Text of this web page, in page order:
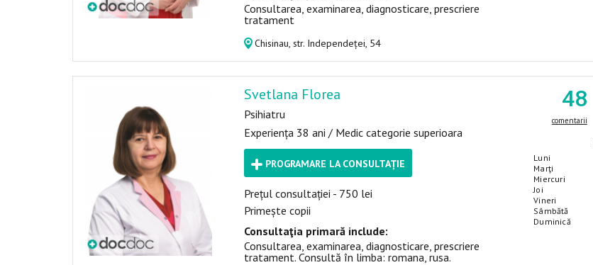
Consultarea, examinarea, diagnosticare, prescriere
tratament
Chisinau, str. Independeței, 54
Svetlana Florea
Psihiatru
Experiența 38 ani / Medic categorie superioara
PROGRAMARE LA CONSULTAȚIE
Prețul consultației - 750 lei
Primește copii
Consultaţia primară include:
Consultarea, examinarea, diagnosticare, prescriere
tratament. Consultă în limba: romana, rusa.
48
comentarii
Luni
Marţi
Miercuri
Joi
Vineri
Sâmbătă
Duminică